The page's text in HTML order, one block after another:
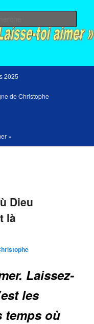
2025
de Christophe
»
Dieu
là
Laissez-
les
temps où